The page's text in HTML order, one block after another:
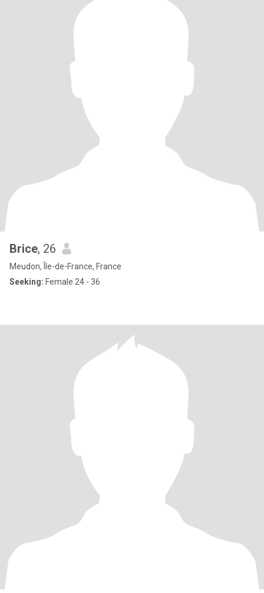
Brice, 26
Meudon, Île-de-France, France
Seeking: Female 24 - 36